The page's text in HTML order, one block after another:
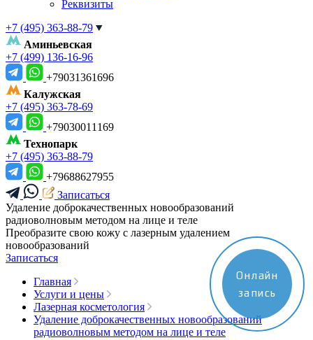
Реквизиты
+7 (495) 363-88-79
Аминьевская
+7 (499) 136-16-96
+79031361696
Калужская
+7 (495) 363-78-69
+79030011169
Технопарк
+7 (495) 363-88-79
+79688627955
Записаться
Удаление доброкачественных новообразований
радиоволновым методом на лице и теле
Преобразите свою кожу с лазерным удалением
новообразований
Записаться
Главная
Услуги и цены
Лазерная косметология
Удаление доброкачественных новообразований
радиоволновым методом на лице и теле
Онлайн
запись